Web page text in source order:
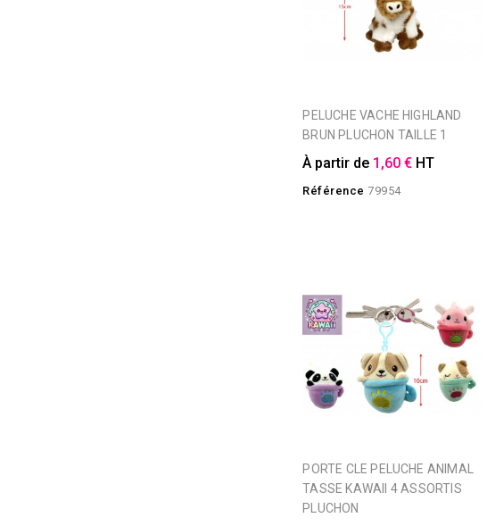
PELUCHE VACHE HIGHLAND
BRUN PLUCHON TAILLE 1
À partir de 1,60 € HT
Référence 79954
PORTE CLE PELUCHE ANIMAL
TASSE KAWAII 4 ASSORTIS
PLUCHON